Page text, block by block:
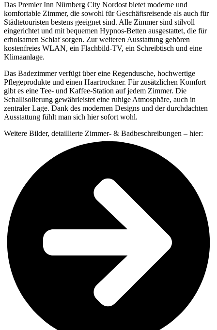
Das Premier Inn Nürnberg City Nordost bietet moderne und
komfortable Zimmer, die sowohl für Geschäftsreisende als auch für
Städtetouristen bestens geeignet sind. Alle Zimmer sind stilvoll
eingerichtet und mit bequemen Hypnos-Betten ausgestattet, die für
erholsamen Schlaf sorgen. Zur weiteren Ausstattung gehören
kostenfreies WLAN, ein Flachbild-TV, ein Schreibtisch und eine
Klimaanlage.
Das Badezimmer verfügt über eine Regendusche, hochwertige
Pflegeprodukte und einen Haartrockner. Für zusätzlichen Komfort
gibt es eine Tee- und Kaffee-Station auf jedem Zimmer. Die
Schallisolierung gewährleistet eine ruhige Atmosphäre, auch in
zentraler Lage. Dank des modernen Designs und der durchdachten
Ausstattung fühlt man sich hier sofort wohl.
Weitere Bilder, detaillierte Zimmer- & Badbeschreibungen – hier: